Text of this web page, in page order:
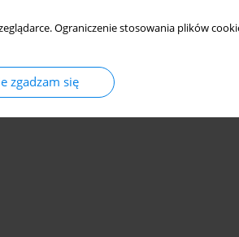
Ograniczenie stosowania plików
zgadzam się